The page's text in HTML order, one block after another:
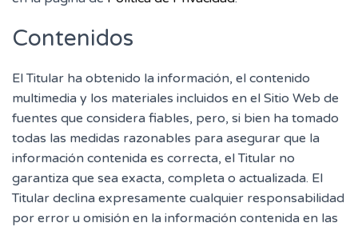
Contenidos
El Titular ha obtenido la información, el contenido
multimedia y los materiales incluidos en el Sitio Web de
fuentes que considera fiables, pero, si bien ha tomado
todas las medidas razonables para asegurar que la
información contenida es correcta, el Titular no
garantiza que sea exacta, completa o actualizada. El
Titular declina expresamente cualquier responsabilidad
por error u omisión en la información contenida en las